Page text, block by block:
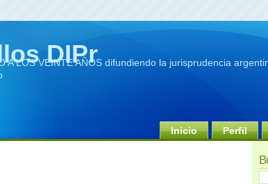
DIPr
A LOS VEINTE AÑOS difundiendo la jurisprudencia
Inicio Perfil